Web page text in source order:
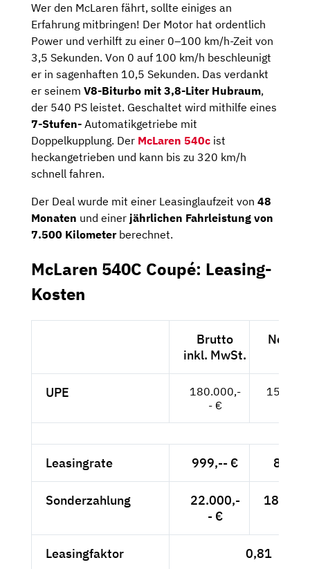
Wer den McLaren fährt, sollte einiges an
Erfahrung mitbringen! Der Motor hat ordentlich
Power und verhilft zu einer 0–100 km/h-Zeit von
3,5 Sekunden. Von 0 auf 100 km/h beschleunigt
er in sagenhaften 10,5 Sekunden. Das verdankt
er seinem V8-Biturbo mit 3,8-Liter Hubraum,
der 540 PS leistet. Geschaltet wird mithilfe eines
7-Stufen- Automatikgetriebe mit
Doppelkupplung. Der McLaren 540c ist
heckangetrieben und kann bis zu 320 km/h
schnell fahren.
Der Deal wurde mit einer Leasinglaufzeit von 48
Monaten und einer jährlichen Fahrleistung von
7.500 Kilometerberechnet.
McLaren 540C Coupé: Leasing-
Kosten
Brutto
inkl. MwSt.
Netto
UPE
180.000,-
- €
Leasingrate 999,-- €
Sonderzahlung
22.000,-
- €
Leasingfaktor 0,81